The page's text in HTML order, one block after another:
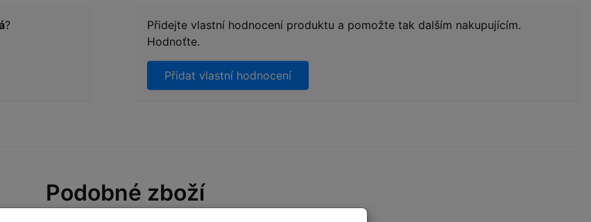
?
Přidejte vlastní hodnocení produktu a pomožte tak dalším nakupujícím.
Hodnoťte.
Přidat vlastní hodnocení
Podobné zboží